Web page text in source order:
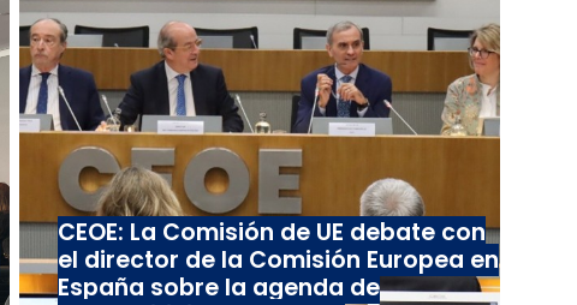
CEOE: La Comisión de UE debate con
el director de la Comisión Europea en
España sobre la agenda de